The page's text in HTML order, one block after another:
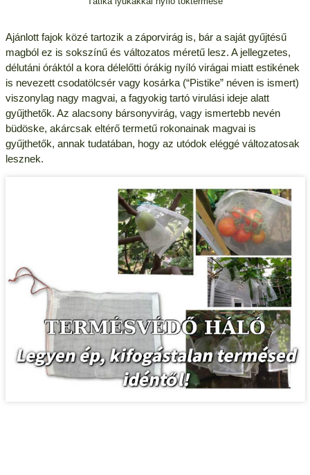
Ajánlott fajok közé tartozik a záporvirág is, bár a saját gyűjtésű
magból ez is sokszínű és változatos méretű lesz. A jellegzetes,
délutáni óráktól a kora délelőtti órákig nyíló virágai miatt estikének
is nevezett csodatölcsér vagy kosárka (“Pistike” néven is ismert)
viszonylag nagy magvai, a fagyokig tartó virulási ideje alatt
gyűjthetők. Az alacsony bársonyvirág, vagy ismertebb nevén
büdöske, akárcsak eltérő termetű rokonainak magvai is
gyűjthetők, annak tudatában, hogy az utódok eléggé változatosak
lesznek.